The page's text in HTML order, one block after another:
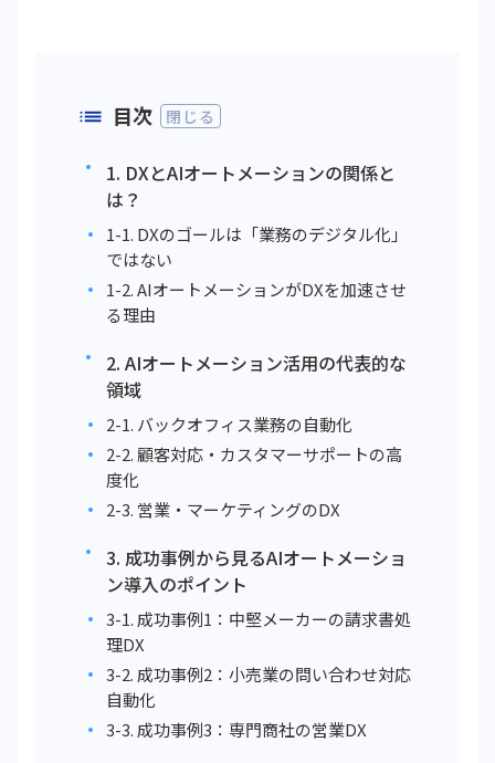
閉じる
目次
1. DXとAIオートメーションの関係と
は？
1-1. DXのゴールは「業務のデジタル化」
ではない
1-2. AIオートメーションがDXを加速させ
る理由
2. AIオートメーション活用の代表的な
領域
2-1. バックオフィス業務の自動化
2-2. 顧客対応・カスタマーサポートの高
度化
2-3. 営業・マーケティングのDX
3. 成功事例から見るAIオートメーショ
ン導入のポイント
3-1. 成功事例1：中堅メーカーの請求書処
理DX
3-2. 成功事例2：小売業の問い合わせ対応
自動化
3-3. 成功事例3：専門商社の営業DX